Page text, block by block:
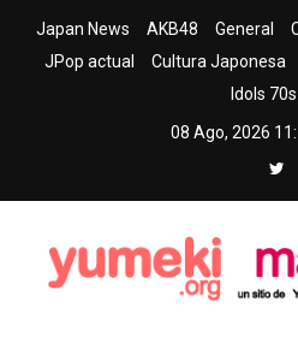
Japan News AKB48 General
JPop actual
Cultura Japonesa
Idols 70s
08 Ago, 2026